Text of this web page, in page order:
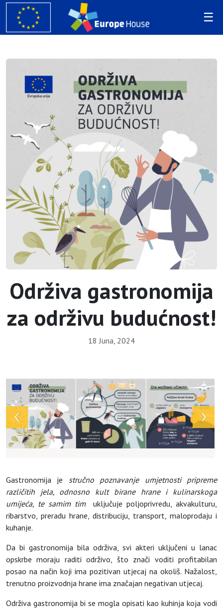
Održiva gastronomija
za održivu budućnost!
18 Juna, 2024
Gastronomija je stručno poznavanje umjetnosti pripreme
različitih jela, odnosno kult birane hrane i kulinarskoga
umijeća, te samim tim
uključuje poljoprivredu, akvakulturu,
ribarstvo, preradu hrane, distribuciju, transport, maloprodaju i
kuhanje.
Da bi gastronomija bila održiva, svi akteri uključeni u lanac
opskrbe moraju raditi održivo, što znači voditi profitabilan
posao na način koji ima pozitivan utjecaj na okoliš. Nažalost,
trenutno proizvodnja hrane ima značajan negativan utjecaj.
Održiva gastronomija bi se mogla opisati kao kuhinja koja vodi